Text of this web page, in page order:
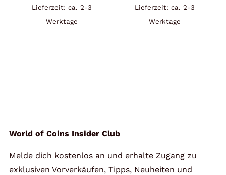
Lieferzeit: ca. 2-3
Werktage
Lieferzeit: ca. 2-3
Werktage
World of Coins Insider Club
Melde dich kostenlos an und erhalte Zugang zu
exklusiven Vorverkäufen, Tipps, Neuheiten und